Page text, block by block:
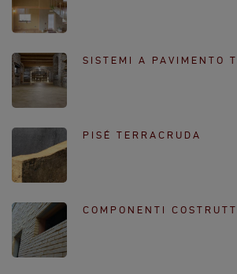
SISTEMI A PAVIMENTO
PISÉ TERRACRUDA
COMPONENTI